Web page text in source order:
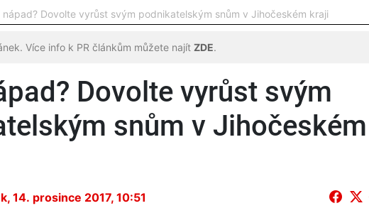
nápad? Dovolte vyrůst svým podnikatelským snům v Jihočeském kraji
Více info k PR článkům můžete najít ZDE.
Dovolte vyrůst svým
snům v Jihočeském
14. prosince 2017, 10:51